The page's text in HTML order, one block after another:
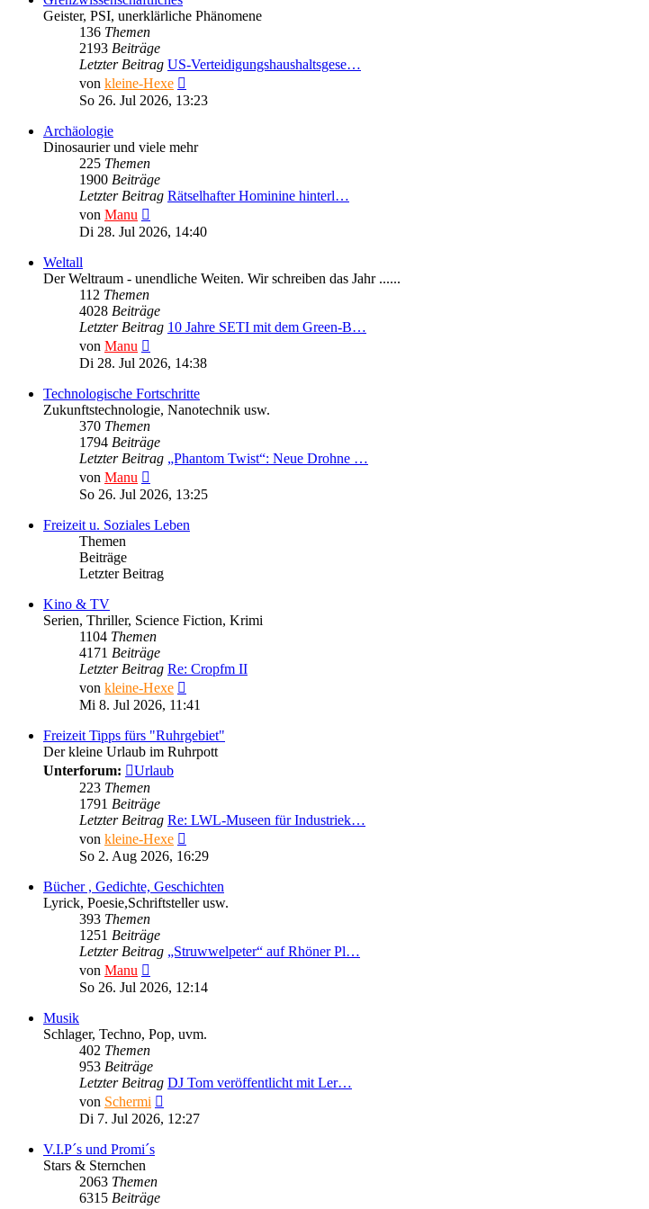
Geister, PSI, unerklärliche Phänomene
136 Themen
2193 Beiträge
Letzter Beitrag US-Verteidigungshaushaltsgese…
von kleine-Hexe
Beitrag
So 26. Jul 2026, 13:23
Archäologie
Dinosaurier und viele mehr
225 Themen
1900 Beiträge
Letzter Beitrag Rätselhafter Hominine hinterl…
von Manu
Beitrag
Di 28. Jul 2026, 14:40
Weltall
Der Weltraum - unendliche Weiten. Wir schreiben das Jahr ......
112 Themen
4028 Beiträge
Letzter Beitrag 10 Jahre SETI mit dem Green-B…
von Manu
Beitrag
Di 28. Jul 2026, 14:38
Technologische Fortschritte
Zukunftstechnologie, Nanotechnik usw.
370 Themen
1794 Beiträge
Letzter Beitrag „Phantom Twist“: Neue Drohne …
von Manu
Beitrag
So 26. Jul 2026, 13:25
Freizeit u. Soziales Leben
Themen
Beiträge
Letzter Beitrag
Kino & TV
Serien, Thriller, Science Fiction, Krimi
1104 Themen
4171 Beiträge
Letzter Beitrag Re: Cropfm II
von kleine-Hexe
Beitrag
Mi 8. Jul 2026, 11:41
Freizeit Tipps fürs "Ruhrgebiet"
Der kleine Urlaub im Ruhrpott
Unterforum:
Urlaub
223 Themen
1791 Beiträge
Letzter Beitrag Re: LWL-Museen für Industriek…
von kleine-Hexe
Beitrag
So 2. Aug 2026, 16:29
Bücher , Gedichte, Geschichten
Lyrick, Poesie,Schriftsteller usw.
393 Themen
1251 Beiträge
Letzter Beitrag „Struwwelpeter“ auf Rhöner Pl…
von Manu
Beitrag
So 26. Jul 2026, 12:14
Musik
Schlager, Techno, Pop, uvm.
402 Themen
953 Beiträge
Letzter Beitrag DJ Tom veröffentlicht mit Ler…
von Schermi
Beitrag
Di 7. Jul 2026, 12:27
V.I.P´s und Promi´s
Stars & Sternchen
2063 Themen
6315 Beiträge